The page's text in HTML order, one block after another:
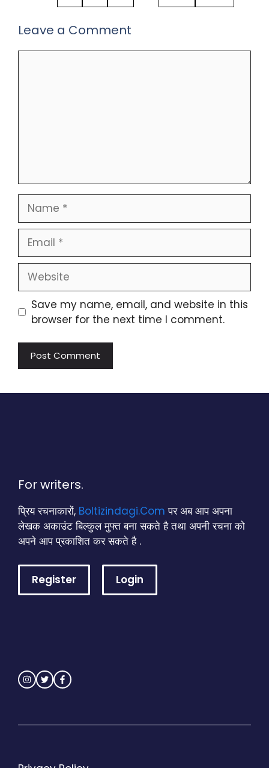
Leave a Comment
Name
Email
Website
Save my name, email, and website in this
browser for the next time I comment.
For writers.
प्रिय रचनाकारों, Boltizindagi.Com पर अब आप अपना
लेखक अकाउंट बिल्कुल मुफ्त बना सकते है तथा अपनी रचना को
अपने आप प्रकाशित कर सकते है .
Register Login